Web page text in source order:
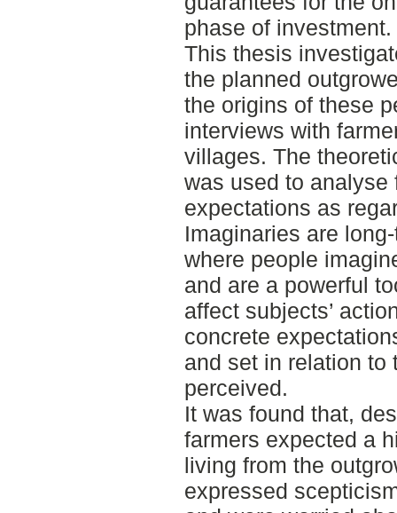
phase of investment.
This thesis
the planned
the origins of these
interviews with
villages. The
was used to analyse
expectations as
Imaginaries are
where people
and are a powerful
affect subjects’
concrete
and set in relation to
perceived.
It was found that,
farmers expected a
living from the
expressed